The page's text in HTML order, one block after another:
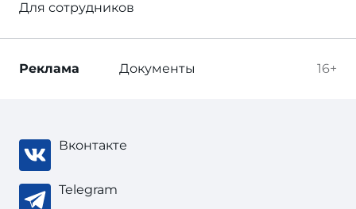
Для сотрудников
16+
Реклама Документы
Вконтакте
Telegram